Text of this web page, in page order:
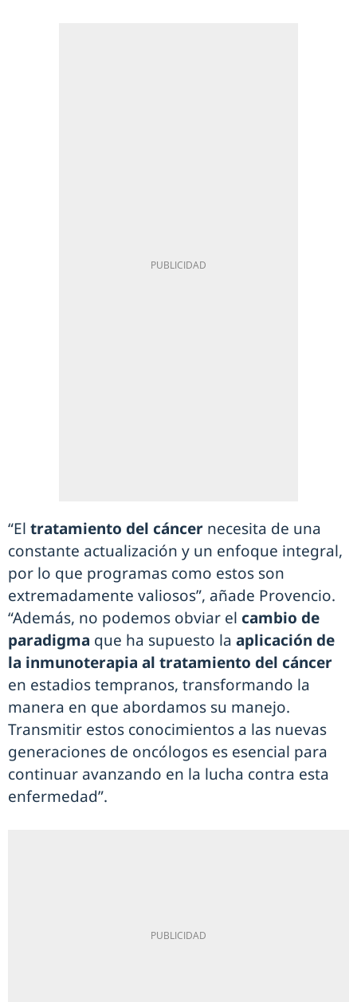
“El tratamiento del cáncer necesita de una
constante actualización y un enfoque integral,
por lo que programas como estos son
extremadamente valiosos”, añade Provencio.
“Además, no podemos obviar el cambio de
paradigma que ha supuesto la aplicación de
la inmunoterapia al tratamiento del cáncer
en estadios tempranos, transformando la
manera en que abordamos su manejo.
Transmitir estos conocimientos a las nuevas
generaciones de oncólogos es esencial para
continuar avanzando en la lucha contra esta
enfermedad”.